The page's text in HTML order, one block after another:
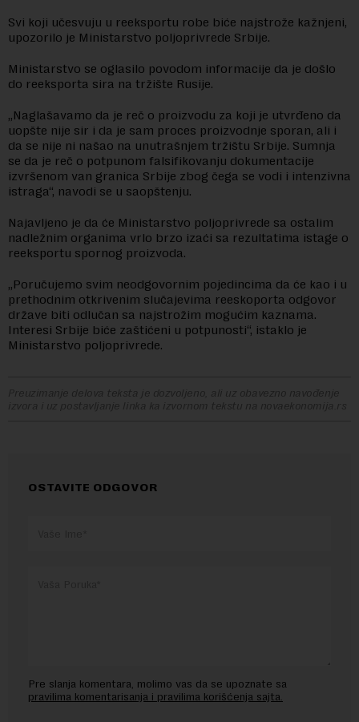
Svi koji učesvuju u reeksportu robe biće najstrože kažnjeni,
upozorilo je Ministarstvo poljoprivrede Srbije.
Ministarstvo se oglasilo povodom informacije da je došlo
do reeksporta sira na tržište Rusije.
„Naglašavamo da je reč o proizvodu za koji je utvrđeno da
uopšte nije sir i da je sam proces proizvodnje sporan, ali i
da se nije ni našao na unutrašnjem tržištu Srbije. Sumnja
se da je reč o potpunom falsifikovanju dokumentacije
izvršenom van granica Srbije zbog čega se vodi i intenzivna
istraga“, navodi se u saopštenju.
Najavljeno je da će Ministarstvo poljoprivrede sa ostalim
nadležnim organima vrlo brzo izaći sa rezultatima istage o
reeksportu spornog proizvoda.
„Poručujemo svim neodgovornim pojedincima da će kao i u
prethodnim otkrivenim slučajevima reeskoporta odgovor
države biti odlučan sa najstrožim mogućim kaznama.
Interesi Srbije biće zaštićeni u potpunosti“, istaklo je
Ministarstvo poljoprivrede.
Preuzimanje delova teksta je dozvoljeno, ali uz obavezno navođenje
izvora i uz postavljanje linka ka izvornom tekstu na novaekonomija.rs
OSTAVITE ODGOVOR
Pre slanja komentara, molimo vas da se upoznate sa
pravilima komentarisanja i pravilima korišćenja sajta.